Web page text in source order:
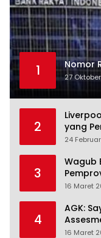
1 Nomor
27
2
yang
24
3
Wagub
16 Maret
4
AGK:
16 Maret